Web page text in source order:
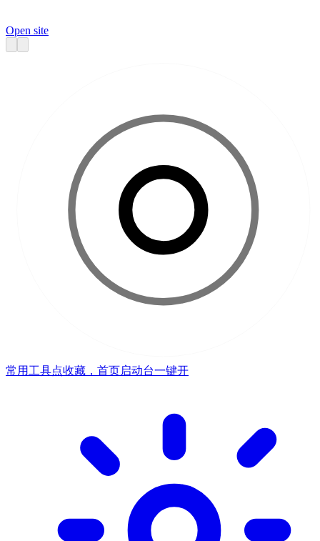
Open site
常用工具点收藏，首页启动台一键开